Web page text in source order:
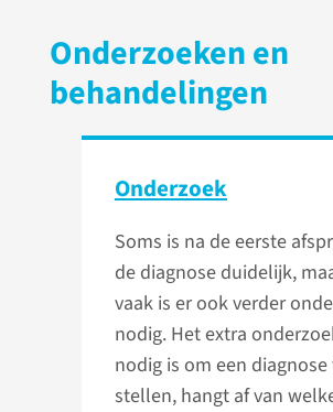
Onderzoeken en
behandelingen
Onderzoek
Soms is na de eerste
de diagnose duidelijk,
vaak is er ook verder
nodig. Het extra
nodig is om een diagnose
stellen, hangt af van